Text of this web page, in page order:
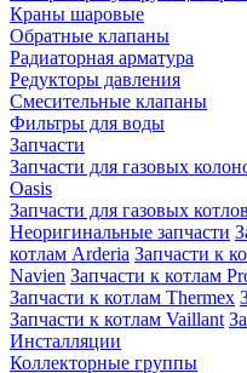
Краны шаровые
Обратные клапаны
Радиаторная арматура
Редукторы давления
Смесительные клапаны
Фильтры для воды
Запчасти
Запчасти для газовых
Oasis
Запчасти для газовых котлов
Неоригинальные запчасти
котлам Arderia Запчасти к
Navien Запчасти к котлам
Запчасти к котлам Thermex
Запчасти к котлам Vaillant
Инсталляции
Коллекторные группы